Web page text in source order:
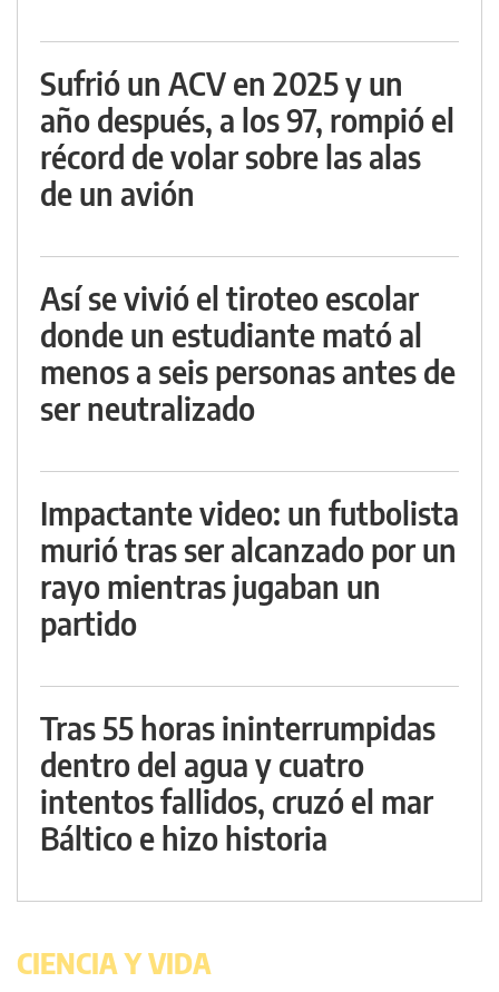
Sufrió un ACV en 2025 y un
año después, a los 97, rompió el
récord de volar sobre las alas
de un avión
Así se vivió el tiroteo escolar
donde un estudiante mató al
menos a seis personas antes de
ser neutralizado
Impactante video: un futbolista
murió tras ser alcanzado por un
rayo mientras jugaban un
partido
Tras 55 horas ininterrumpidas
dentro del agua y cuatro
intentos fallidos, cruzó el mar
Báltico e hizo historia
CIENCIA Y VIDA